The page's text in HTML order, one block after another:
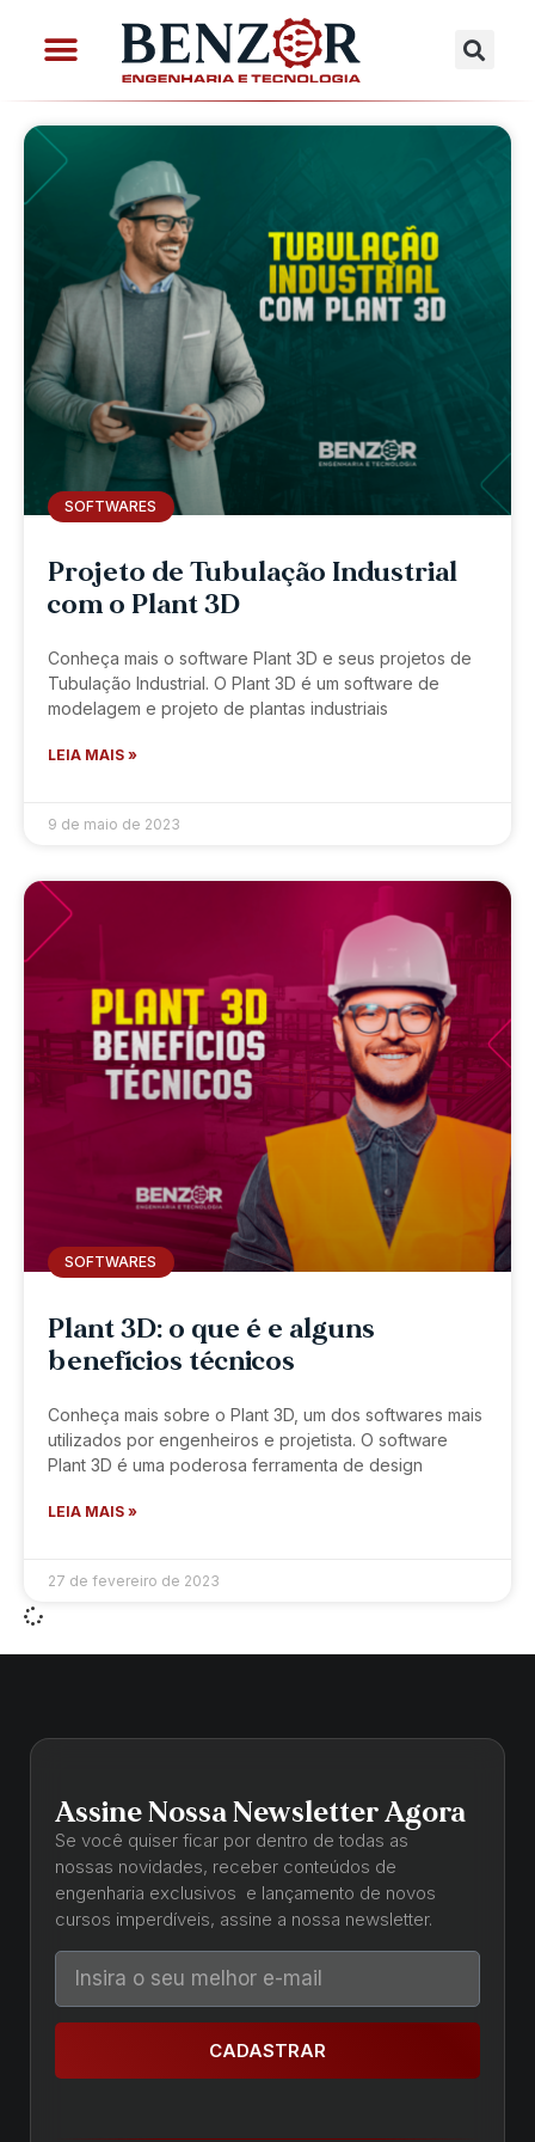
SOFTWARES
Projeto de Tubulação Industrial
com o Plant 3D
Conheça mais o software Plant 3D e seus projetos de
Tubulação Industrial. O Plant 3D é um software de
modelagem e projeto de plantas industriais
LEIA MAIS »
9 de maio de 2023
SOFTWARES
Plant 3D: o que é e alguns
benefícios técnicos
Conheça mais sobre o Plant 3D, um dos softwares mais
utilizados por engenheiros e projetista. O software
Plant 3D é uma poderosa ferramenta de design
LEIA MAIS »
27 de fevereiro de 2023
Assine Nossa Newsletter Agora
Se você quiser ficar por dentro de todas as
nossas novidades, receber conteúdos de
engenharia exclusivos e lançamento de novos
cursos imperdíveis, assine a nossa newsletter.
CADASTRAR